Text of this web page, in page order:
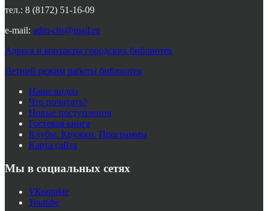
тел.: 8 (8172) 51-16-09
e-mail: adm-cbs@mail.ru
Адреса и контакты городских библиотек
Летний режим работы библиотек
Наше видео
Что почитать?
Новые поступления
Гостевая книга
Клубы. Кружки. Программы
Карта сайта
Мы в социальных сетях
VKontakte
Youtube